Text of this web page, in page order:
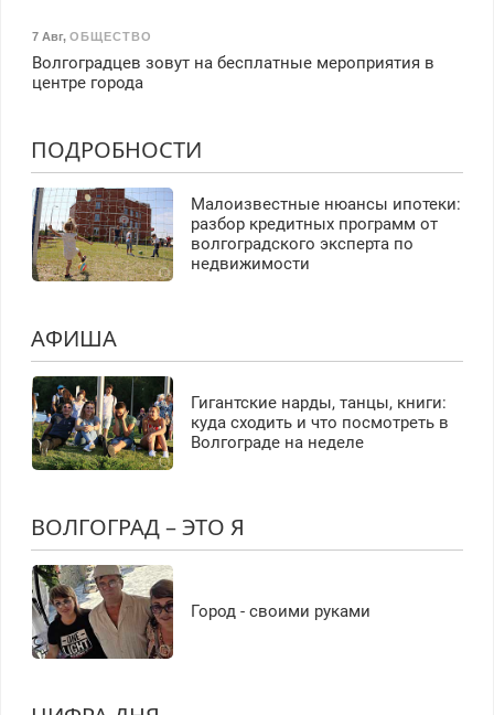
7 Авг, ОБЩЕСТВО
Волгоградцев зовут на бесплатные мероприятия в
центре города
ПОДРОБНОСТИ
Малоизвестные нюансы ипотеки:
разбор кредитных программ от
волгоградского эксперта по
недвижимости
АФИША
Гигантские нарды, танцы, книги:
куда сходить и что посмотреть в
Волгограде на неделе
ВОЛГОГРАД – ЭТО Я
Город - своими руками